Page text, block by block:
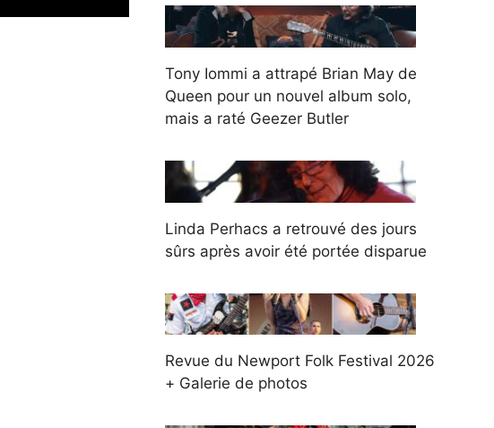
Tony Iommi a attrapé Brian May de
Queen pour un nouvel album solo,
mais a raté Geezer Butler
Linda Perhacs a retrouvé des jours
sûrs après avoir été portée disparue
Revue du Newport Folk Festival 2026
+ Galerie de photos